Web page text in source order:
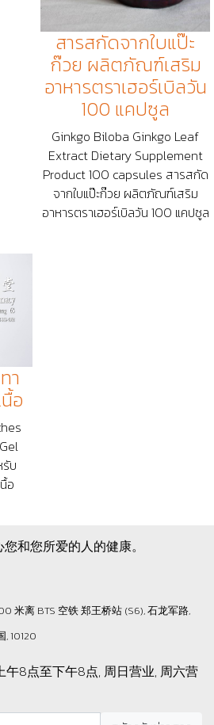
สารสกัดจากใบแป๊ะ
ก๊วย ผลิตภัณฑ์เสริม
อาหารตราเฮอร์เบิลวัน
100 แคปซูล
Ginkgo Biloba Ginkgo Leaf
Extract Dietary Supplement
Product 100 capsules สารสกัด
จากใบแป๊ะก๊วย ผลิตภัณฑ์เสริม
อาหารตราเฮอร์เบิลวัน 100 แคปซูล
า
อ
บ
อ
和您所爱的人的健康。
米离 BTS 空铁 郑王桥站 (S6), 石龙军路,
, 10120
午8点至下午8点, 周日营业, 周六营